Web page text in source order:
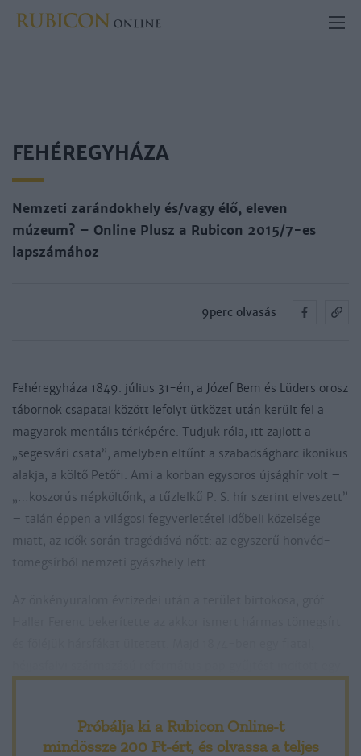
FEHÉREGYHÁZA
Nemzeti zarándokhely és/vagy élő, eleven
múzeum? – Online Plusz a Rubicon 2015/7-es
lapszámához
9perc olvasás
Fehéregyháza 1849. július 31-én, a Józef Bem és Lüders orosz
tábornok csapatai között lefolyt ütközet után került fel a
magyarok mentális térképére. Tudjuk róla, itt zajlott a
„segesvári csata”, amelyben eltűnt a szabadságharc ikonikus
alakja, a költő Petőfi. Ami a korban egysoros újsághír volt –
„…koszorús népköltőnk, a tűzlelkű P. S. hír szerint elveszett”
– talán éppen a világosi fegyverletétel időbeli közelsége
miatt, az idők során tragédiává nőtt: az egyszerű honvéd-
tömegsírból nemzeti gyászhely lett.
évfordulós megemlékezés. A kiterjedt országos mozgalom
eredménye a szabadságharc 50. évfordulójára elkészülő
Próbálja ki a Rubicon Online-t
mindössze 200 Ft-ért, és olvassa a teljes